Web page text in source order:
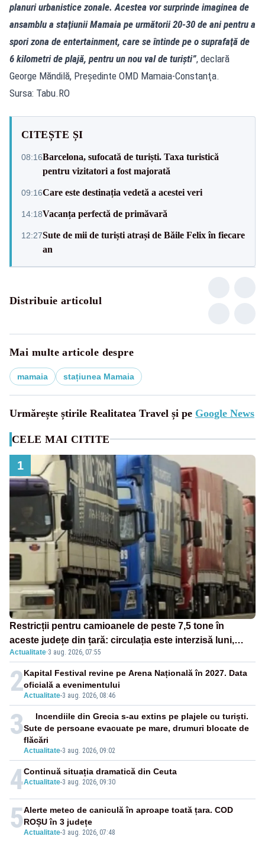
planuri urbanistice zonale. Acestea vor surprinde imaginea de
ansamblu a staţiunii Mamaia pe următorii 20-30 de ani pentru a
spori zona de entertainment, care se întinde pe o suprafaţă de
6 kilometri de plajă, pentru un nou val de turişti”, declară
George Măndilă, Preşedinte OMD Mamaia-Constanţa.
Sursa: Tabu.RO
CITEȘTE ȘI
08:16Barcelona, sufocată de turiști. Taxa turistică
pentru vizitatori a fost majorată
09:16Care este destinația vedetă a acestei veri
14:18Vacanța perfectă de primăvară
12:27Sute de mii de turiști atrași de Băile Felix în fiecare
an
Distribuie articolul
Mai multe articole despre
mamaia stațiunea Mamaia
Urmărește știrile Realitatea Travel și pe Google News
CELE MAI CITITE
1
Restricții pentru camioanele de peste 7,5 tone în
aceste județe din țară: circulația este interzisă luni,
între orele 12:00 și 20:00
Actualitate·3 aug. 2026, 07:55
2Actualitate-3 aug. 2026, 08:46
Kapital Festival revine pe Arena Națională în 2027. Data
oficială a evenimentului
3
Actualitate-3 aug. 2026, 09:02
Incendiile din Grecia s-au extins pe plajele cu turiști.
Sute de persoane evacuate pe mare, drumuri blocate de
flăcări
4Actualitate-3 aug. 2026, 09:30
Continuă situația dramatică din Ceuta
5Actualitate-3 aug. 2026, 07:48
Alerte meteo de caniculă în aproape toată țara. COD
ROȘU în 3 județe